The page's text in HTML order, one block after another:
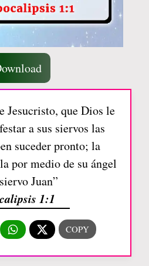
Jesucristo, que Dios le
a sus siervos las
suceder pronto; la
por medio de su ángel
Juan”
1:1